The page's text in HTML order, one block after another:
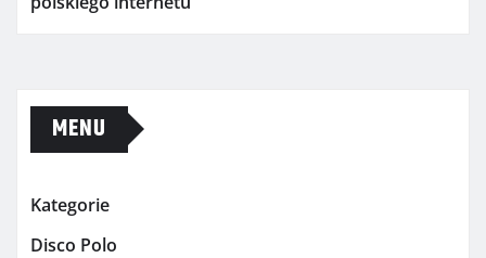
MENU
Kategorie
Disco Polo